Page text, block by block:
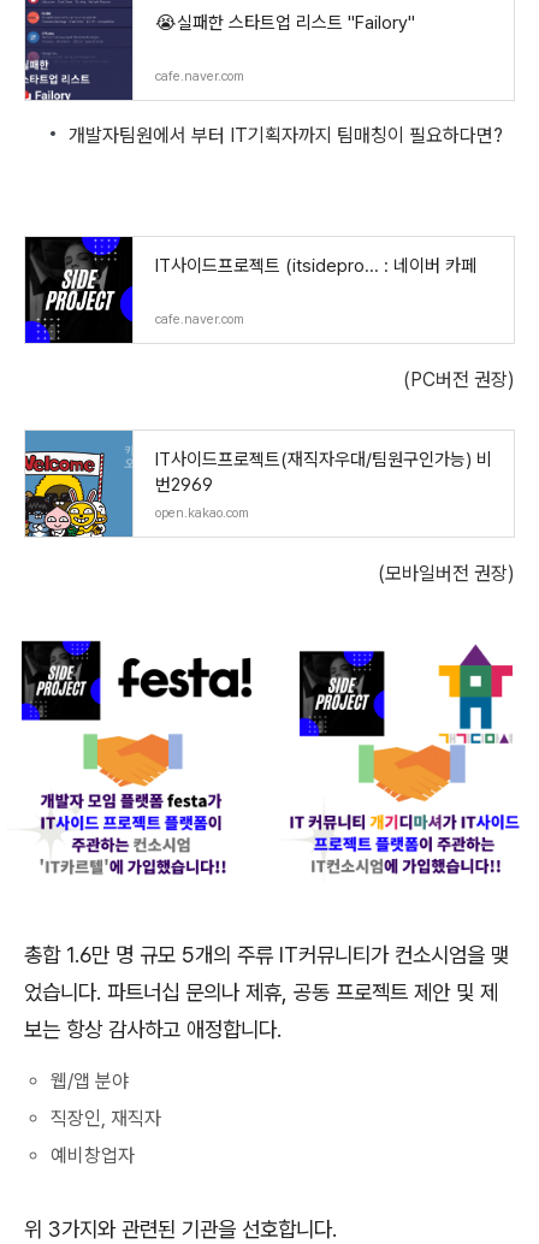
😭실패한 스타트업 리스트 "Failory"
cafe.naver.com
개발자팀원에서 부터 IT기획자까지 팀매칭이 필요하다면?
IT사이드프로젝트 (itsidepro... : 네이버 카페
cafe.naver.com
(PC버전 권장)
IT사이드프로젝트(재직자우대/팀원구인가능) 비
번2969
open.kakao.com
(모바일버전 권장)
총합 1.6만 명 규모 5개의 주류 IT커뮤니티가 컨소시엄을 맺
었습니다. 파트너십 문의나 제휴, 공동 프로젝트 제안 및 제
보는 항상 감사하고 애정합니다.
웹/앱 분야
직장인, 재직자
예비창업자
위 3가지와 관련된 기관을 선호합니다.